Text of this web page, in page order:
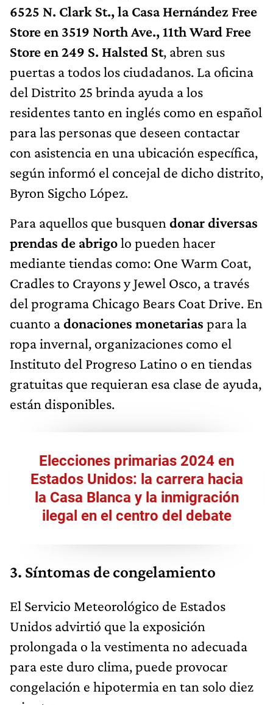
6525 N. Clark St., la Casa Hernández Free
Store en 3519 North Ave., 11th Ward Free
Store en 249 S. Halsted St, abren sus
puertas a todos los ciudadanos. La oficina
del Distrito 25 brinda ayuda a los
residentes tanto en inglés como en español
para las personas que deseen contactar
con asistencia en una ubicación específica,
según informó el concejal de dicho distrito,
Byron Sigcho López.
Para aquellos que busquen donar diversas
prendas de abrigolo pueden hacer
mediante tiendas como: One Warm Coat,
Cradles to Crayons y Jewel Osco, a través
del programa Chicago Bears Coat Drive. En
cuanto adonaciones monetarias para la
ropa invernal, organizaciones como el
Instituto del Progreso Latino o en tiendas
gratuitas que requieran esa clase de ayuda,
están disponibles.
Elecciones primarias 2024 en
Estados Unidos: la carrera hacia
la Casa Blanca y la inmigración
ilegal en el centro del debate
3. Síntomas de congelamiento
El Servicio Meteorológico de Estados
Unidos advirtió que la exposición
prolongada o la vestimenta no adecuada
para este duro clima, puede provocar
congelación e hipotermia en tan solo diez